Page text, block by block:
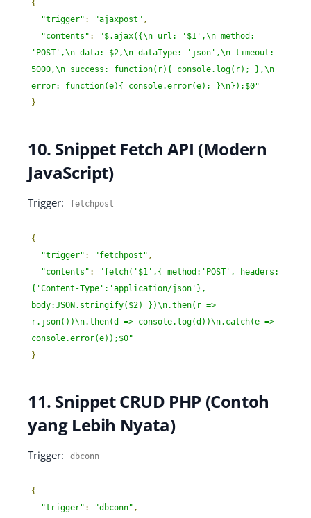
{
"trigger" : "ajaxpost" ,
"contents" :
"$.ajax({\n url: '$1',\n method:
'POST',\n data: $2,\n dataType: 'json',\n timeout:
5000,\n success: function(r){ console.log(r); },\n
error: function(e){ console.error(e); }\n});$0"
}
10. Snippet Fetch API (Modern
JavaScript)
Trigger: fetchpost
{
"trigger" : "fetchpost" ,
"contents" :
"fetch('$1',{ method:'POST', headers:
{'Content-Type':'application/json'},
body:JSON.stringify($2) })\n.then(r =>
r.json())\n.then(d => console.log(d))\n.catch(e =>
console.error(e));$0"
}
11. Snippet CRUD PHP (Contoh
yang Lebih Nyata)
Trigger: dbconn
{
"trigger" : "dbconn" ,